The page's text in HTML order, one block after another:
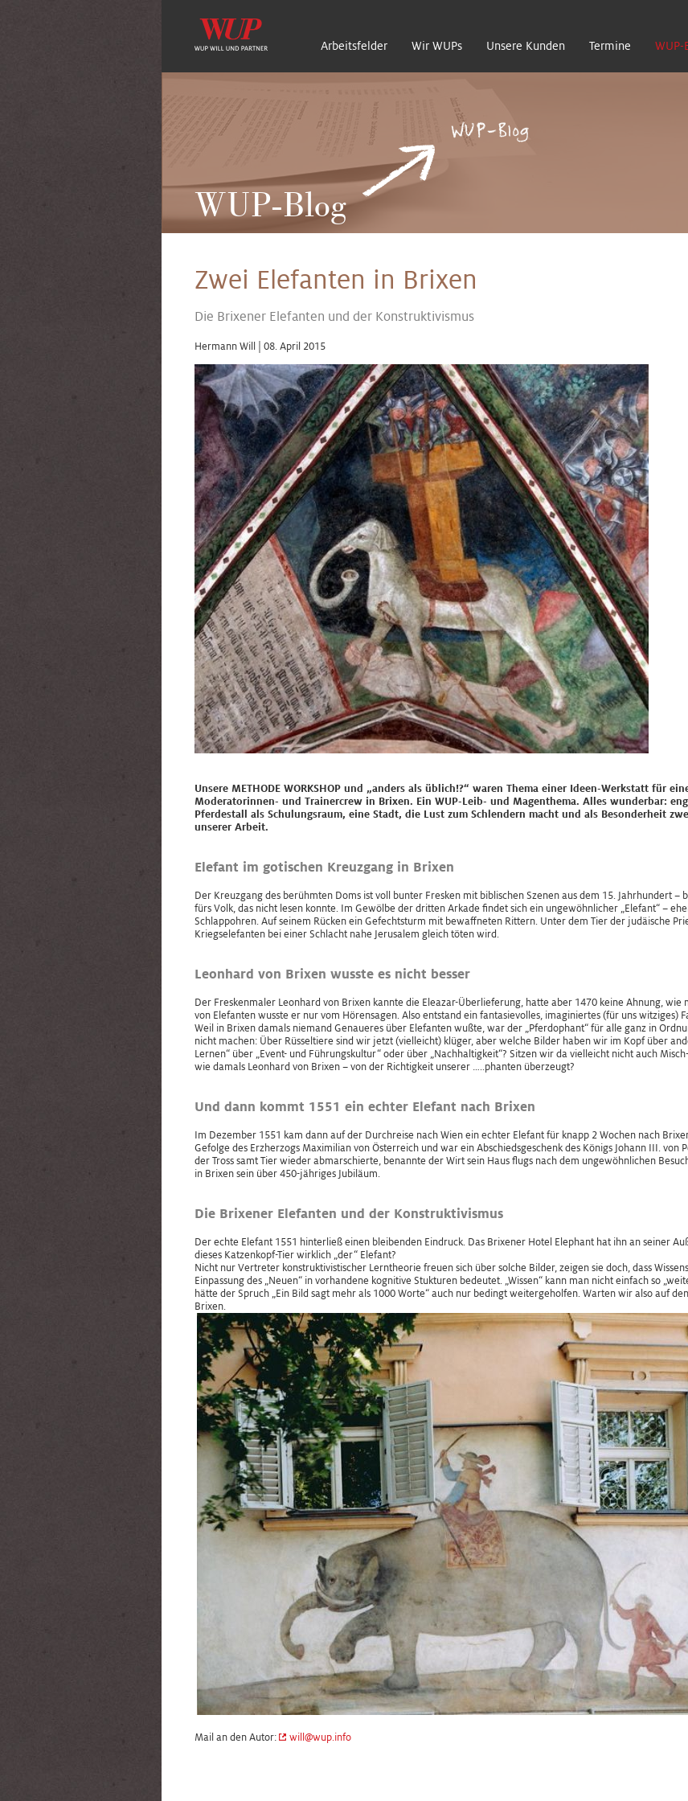
Arbeitsfelder Wir WUPs Unsere Kunden Termine WUP-
WUP-Blog
WUP-Blog
Zwei Elefanten in Brixen
Die Brixener Elefanten und der Konstruktivismus
Hermann Will | 08. April 2015
Unsere METHODE WORKSHOP und „anders als üblich!?“ waren Thema einer Ideen-Werkstatt für
Moderatorinnen- und Trainercrew in Brixen. Ein WUP-Leib- und Magenthema. Alles wunderbar:
Pferdestall als Schulungsraum, eine Stadt, die Lust zum Schlendern macht und als Besonderheit
unserer Arbeit.
Elefant im gotischen Kreuzgang in Brixen
Der Kreuzgang des berühmten Doms ist voll bunter Fresken mit biblischen Szenen aus dem 15. Jahrhundert
fürs Volk, das nicht lesen konnte. Im Gewölbe der dritten Arkade findet sich ein ungewöhnlicher „Elefant“ –
Schlappohren. Auf seinem Rücken ein Gefechtsturm mit bewaffneten Rittern. Unter dem Tier der judäische
Kriegselefanten bei einer Schlacht nahe Jerusalem gleich töten wird.
Leonhard von Brixen wusste es nicht besser
Der Freskenmaler Leonhard von Brixen kannte die Eleazar-Überlieferung, hatte aber 1470 keine Ahnung, wie
von Elefanten wusste er nur vom Hörensagen. Also entstand ein fantasievolles, imaginiertes (für uns witziges)
Weil in Brixen damals niemand Genaueres über Elefanten wußte, war der „Pferdophant“ für alle ganz in
nicht machen: Über Rüsseltiere sind wir jetzt (vielleicht) klüger, aber welche Bilder haben wir im Kopf über
Lernen“ über „Event- und Führungskultur“ oder über „Nachhaltigkeit“? Sitzen wir da vielleicht nicht auch
wie damals Leonhard von Brixen – von der Richtigkeit unserer …..phanten überzeugt?
Und dann kommt 1551 ein echter Elefant nach Brixen
Im Dezember 1551 kam dann auf der Durchreise nach Wien ein echter Elefant für knapp 2 Wochen nach
Gefolge des Erzherzogs Maximilian von Österreich und war ein Abschiedsgeschenk des Königs Johann III. von
der Tross samt Tier wieder abmarschierte, benannte der Wirt sein Haus flugs nach dem ungewöhnlichen
in Brixen sein über 450-jähriges Jubiläum.
Die Brixener Elefanten und der Konstruktivismus
Der echte Elefant 1551 hinterließ einen bleibenden Eindruck. Das Brixener Hotel Elephant hat ihn an seiner
dieses Katzenkopf-Tier wirklich „der“ Elefant?
Nicht nur Vertreter konstruktivistischer Lerntheorie freuen sich über solche Bilder, zeigen sie doch, dass
Einpassung des „Neuen“ in vorhandene kognitive Stukturen bedeutet. „Wissen“ kann man nicht einfach so
hätte der Spruch „Ein Bild sagt mehr als 1000 Worte“ auch nur bedingt weitergeholfen. Warten wir also auf
Brixen.
Mail an den Autor: will@wup.info